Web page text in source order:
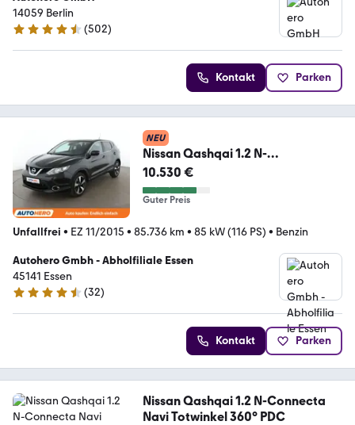
14059 Berlin
4.5 Sterne
(502)
Kontakt Parken
NEU
Nissan Qashqai 1.2 N-
Connecta*NAVI*TEMPO*CAM*P
DC*LIM*
10.530 €
Guter Preis
Unfallfrei • EZ 11/2015 • 85.736 km • 85 kW (116 PS) • Benzin
Autohero Gmbh - Abholfiliale Essen
45141 Essen
4.7 Sterne
(32)
Kontakt Parken
Nissan Qashqai 1.2 N-Connecta
Navi Totwinkel 360° PDC